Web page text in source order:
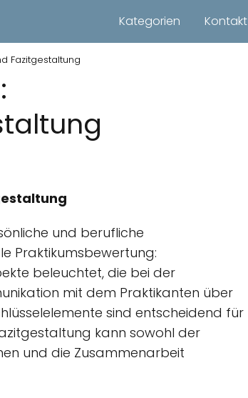
Kategorien Kontakt
Fazitgestaltung
und berufliche
Praktikumsbewertung:
beleuchtet, die bei der
mit dem Praktikanten über
sind entscheidend für
kann sowohl der
und die Zusammenarbeit